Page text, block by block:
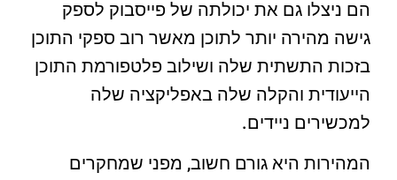
הם ניצלו גם את יכולתה של פייסבוק לספק
גישה מהירה יותר לתוכן מאשר רוב ספקי התוכן
בזכות התשתית שלה ושילוב פלטפורמת התוכן
הייעודית והקלה שלה באפליקציה שלה
למכשירים ניידים.
המהירות היא גורם חשוב, מפני שמחקרים